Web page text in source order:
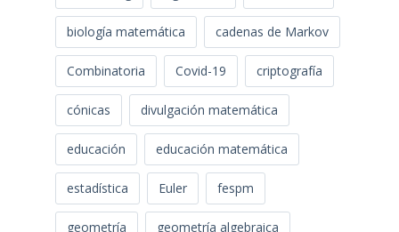
biología matemática cadenas de Markov
Combinatoria Covid-19 criptografía
cónicas divulgación matemática
educación educación matemática
estadística Euler fespm
geometría geometría algebraica